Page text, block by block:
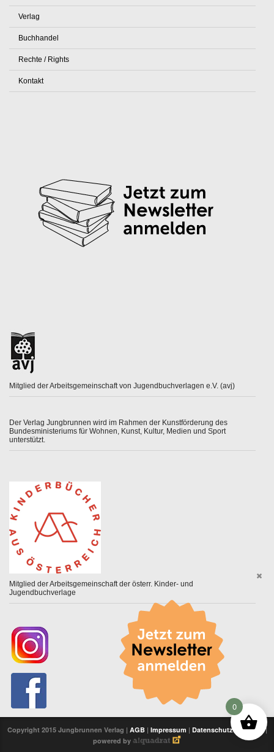
Verlag
Buchhandel
Rechte / Rights
Kontakt
Mitglied der Arbeitsgemeinschaft von Jugendbuchverlagen e.V. (avj)
Der Verlag Jungbrunnen wird im Rahmen der Kunstförderung des
Bundesministeriums für Wohnen, Kunst, Kultur, Medien und Sport
unterstützt.
Mitglied der Arbeitsgemeinschaft der österr. Kinder- und
Jugendbuchverlage
Copyright 2015 Jungbrunnen Verlag | AGB| Impressum | Datenschutzerklärung |
powered by
0